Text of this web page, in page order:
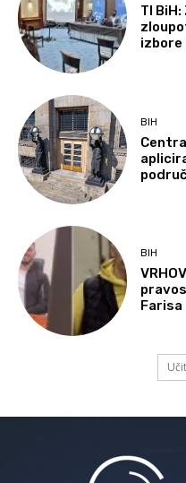
TI
izbore
BIH
BIH
Farisa